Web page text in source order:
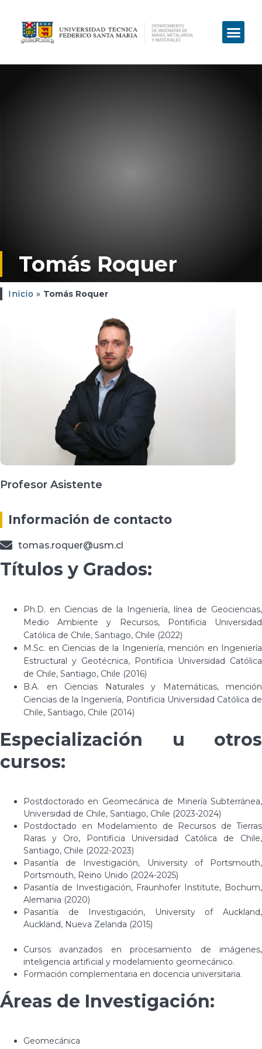
Tomás Roquer
Inicio » Tomás Roquer
Profesor Asistente
Información de contacto
tomas.roquer@usm.cl
Títulos y Grados:
Ph.D. en Ciencias de la Ingeniería, línea de Geociencias,
Medio Ambiente y Recursos, Pontificia Universidad
Católica de Chile, Santiago, Chile (2022)
M.Sc. en Ciencias de la Ingeniería, mención en Ingeniería
Estructural y Geotécnica, Pontificia Universidad Católica
de Chile, Santiago, Chile (2016)
B.A. en Ciencias Naturales y Matemáticas, mención
Ciencias de la Ingeniería, Pontificia Universidad Católica de
Chile, Santiago, Chile (2014)
Especialización u otros
cursos:
Postdoctorado en Geomecánica de Minería Subterránea,
Universidad de Chile, Santiago, Chile (2023-2024)
Postdoctado en Modelamiento de Recursos de Tierras
Raras y Oro, Pontificia Universidad Católica de Chile,
Santiago, Chile (2022-2023)
Pasantía de Investigación, University of Portsmouth,
Portsmouth, Reino Unido (2024-2025)
Pasantía de Investigación, Fraunhofer Institute, Bochum,
Alemania (2020)
Pasantía de Investigación, University of Auckland,
Auckland, Nueva Zelanda (2015)
Cursos avanzados en procesamiento de imágenes,
inteligencia artificial y modelamiento geomecánico.
Formación complementaria en docencia universitaria.
Áreas de Investigación:
Geomecánica